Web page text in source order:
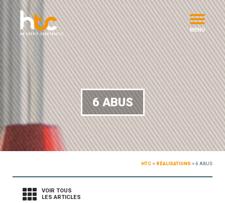
MENU
6 ABUS
HTC > RÉALISATIONS > 6 ABUS
VOIR TOUS
LES ARTICLES